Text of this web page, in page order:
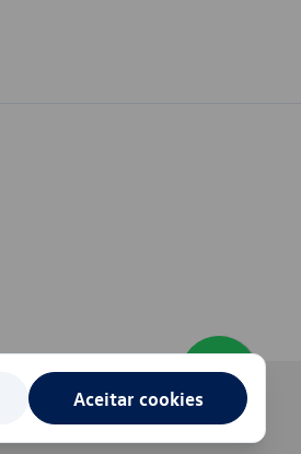
Aceitar cookies